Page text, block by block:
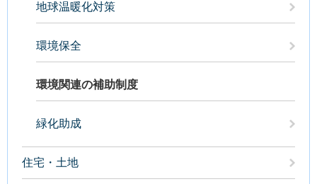
地球温暖化対策
環境保全
環境関連の補助制度
緑化助成
住宅・土地